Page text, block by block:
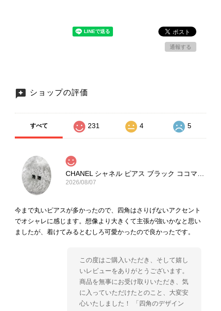
通報する
ショップの評価
すべて 231 4 5
CHANEL シャネル ピアス ブラック ココマーク ストーン vintage ヴィンテージ オールド yg33jb
2026/08/07
今まで丸いピアスが多かったので、四角はさりげないアクセント
でオシャレに感じます。想像より大きくて主張が強いかなと思い
ましたが、着けてみるとむしろ可愛かったので良かったです。
この度はご購入いただき、そして嬉し
いレビューをありがとうございます。
商品を無事にお受け取りいただき、気
に入っていただけたとのこと、大変安
心いたしました！ 「四角のデザイン